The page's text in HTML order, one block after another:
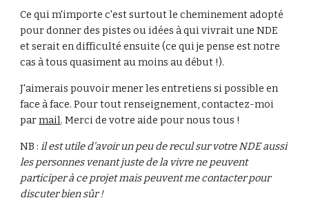
Ce qui m'importe c'est surtout le cheminement adopté
pour donner des pistes ou idées à qui vivrait une NDE
et serait en difficulté ensuite (ce qui je pense est notre
cas à tous quasiment au moins au début !).
J'aimerais pouvoir mener les entretiens si possible en
face à face. Pour tout renseignement, contactez-moi
par mail. Merci de votre aide pour nous tous !
NB : il est utile d'avoir un peu de recul sur votre NDE aussi
les personnes venant juste de la vivre ne peuvent
participer à ce projet mais peuvent me contacter pour
discuter bien sûr !